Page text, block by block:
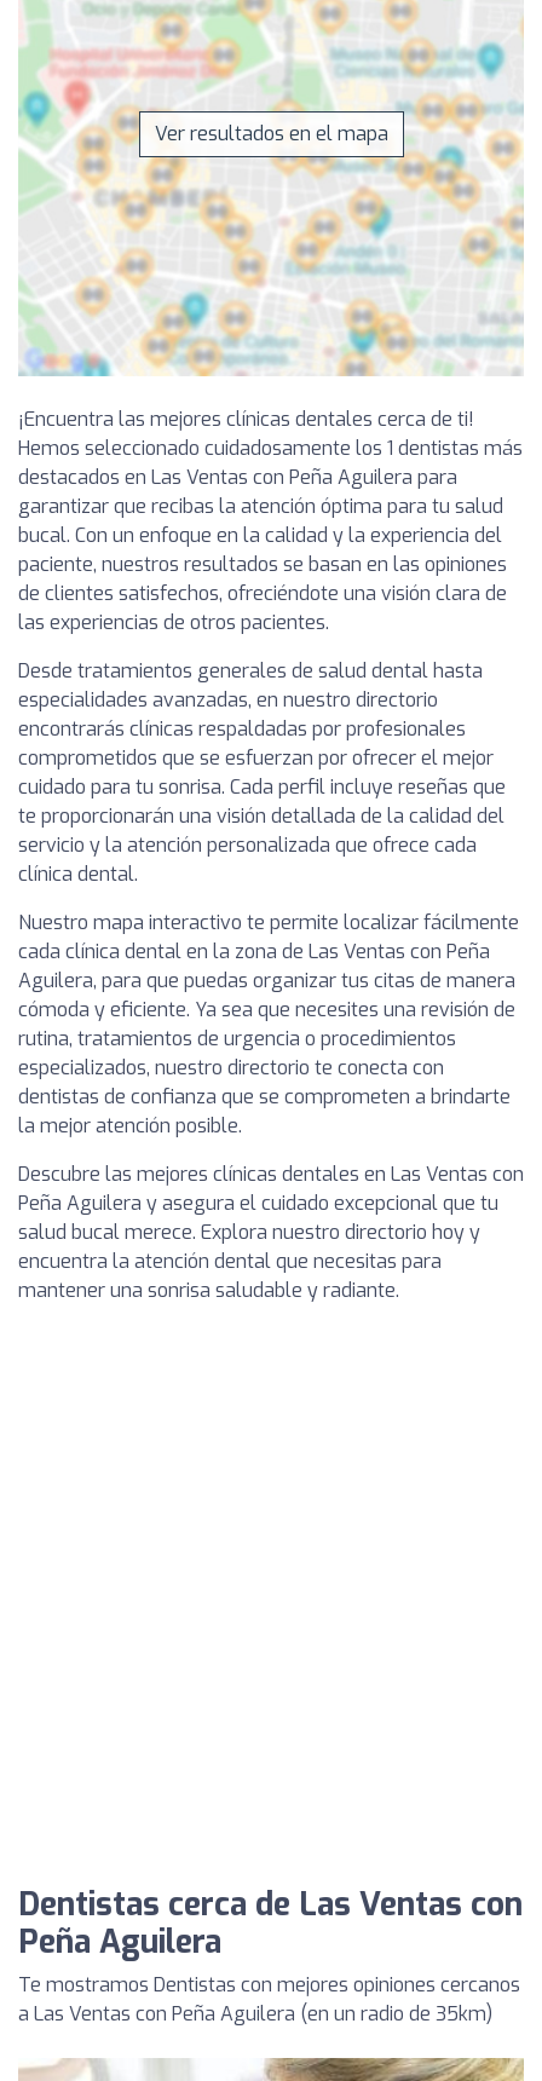
Ver resultados en el mapa
¡Encuentra las mejores clínicas dentales cerca de ti!
Hemos seleccionado cuidadosamente los 1 dentistas más
destacados en Las Ventas con Peña Aguilera para
garantizar que recibas la atención óptima para tu salud
bucal. Con un enfoque en la calidad y la experiencia del
paciente, nuestros resultados se basan en las opiniones
de clientes satisfechos, ofreciéndote una visión clara de
las experiencias de otros pacientes.
Desde tratamientos generales de salud dental hasta
especialidades avanzadas, en nuestro directorio
encontrarás clínicas respaldadas por profesionales
comprometidos que se esfuerzan por ofrecer el mejor
cuidado para tu sonrisa. Cada perfil incluye reseñas que
te proporcionarán una visión detallada de la calidad del
servicio y la atención personalizada que ofrece cada
clínica dental.
Nuestro mapa interactivo te permite localizar fácilmente
cada clínica dental en la zona de Las Ventas con Peña
Aguilera, para que puedas organizar tus citas de manera
cómoda y eficiente. Ya sea que necesites una revisión de
rutina, tratamientos de urgencia o procedimientos
especializados, nuestro directorio te conecta con
dentistas de confianza que se comprometen a brindarte
la mejor atención posible.
Descubre las mejores clínicas dentales en Las Ventas con
Peña Aguilera y asegura el cuidado excepcional que tu
salud bucal merece. Explora nuestro directorio hoy y
encuentra la atención dental que necesitas para
mantener una sonrisa saludable y radiante.
Dentistas cerca de Las Ventas con
Peña Aguilera
Te mostramos Dentistas con mejores opiniones cercanos
a Las Ventas con Peña Aguilera (en un radio de 35km)